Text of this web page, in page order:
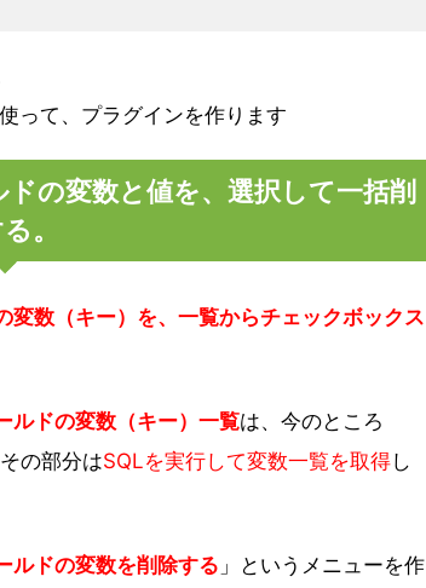
って、プラグインを作ります
の変数と値を、選択して一括削
。
変数（キー）を、一覧からチェックボックス
ルドの変数（キー）一覧は、今のところ
の部分はSQLを実行して変数一覧を取得し
ルドの変数を削除する 」というメニューを作